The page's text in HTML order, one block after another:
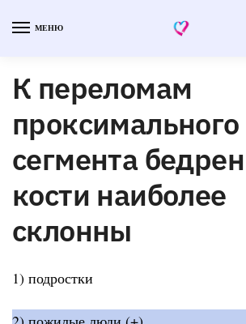
МЕНЮ
К переломам
проксимального
сегмента
кости наиболее
склонны
1) подростки